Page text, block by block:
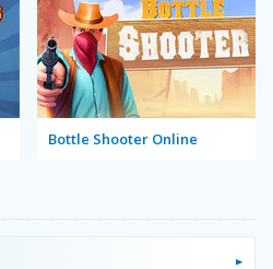
Bottle Shooter Online